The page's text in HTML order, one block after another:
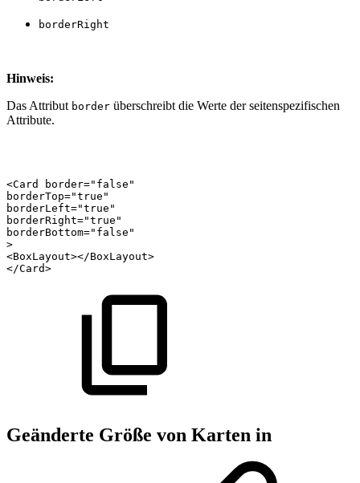
borderRight
Hinweis:
Das Attribut border überschreibt die Werte der seitenspezifischen
Attribute.
<Card
border="false"
borderTop="true"
borderLeft="true"
borderRight="true"
borderBottom="false"
>
<BoxLayout></BoxLayout>
</Card>
Geänderte Größe von Karten in